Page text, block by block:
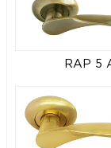
RAP 5